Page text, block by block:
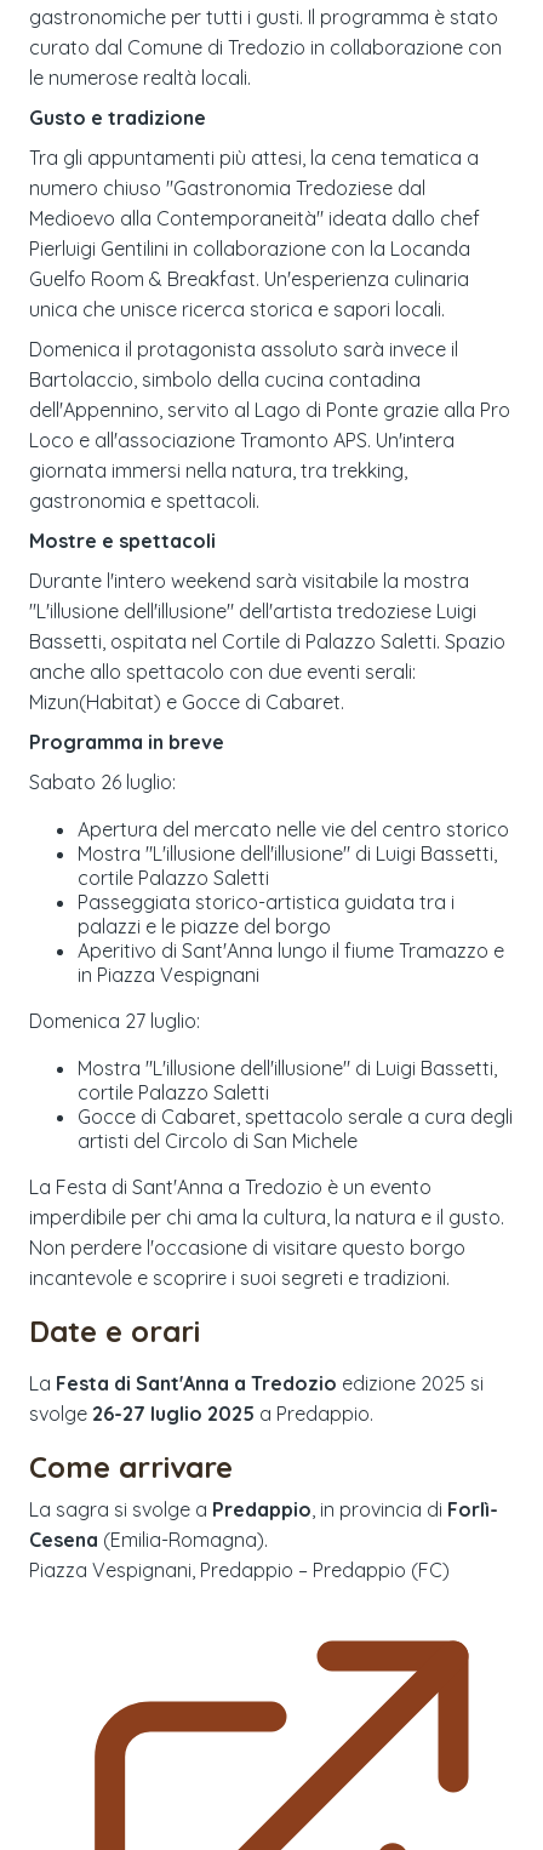
gastronomiche per tutti i gusti. Il programma è stato
curato dal Comune di Tredozio in collaborazione con
le numerose realtà locali.
Gusto e tradizione
Tra gli appuntamenti più attesi, la cena tematica a
numero chiuso "Gastronomia Tredoziese dal
Medioevo alla Contemporaneità" ideata dallo chef
Pierluigi Gentilini in collaborazione con la Locanda
Guelfo Room & Breakfast. Un'esperienza culinaria
unica che unisce ricerca storica e sapori locali.
Domenica il protagonista assoluto sarà invece il
Bartolaccio, simbolo della cucina contadina
dell'Appennino, servito al Lago di Ponte grazie alla Pro
Loco e all'associazione Tramonto APS. Un'intera
giornata immersi nella natura, tra trekking,
gastronomia e spettacoli.
Mostre e spettacoli
Durante l'intero weekend sarà visitabile la mostra
"L'illusione dell'illusione" dell'artista tredoziese Luigi
Bassetti, ospitata nel Cortile di Palazzo Saletti. Spazio
anche allo spettacolo con due eventi serali:
Mizun(Habitat) e Gocce di Cabaret.
Programma in breve
Sabato 26 luglio:
Apertura del mercato nelle vie del centro storico
Mostra "L'illusione dell'illusione" di Luigi Bassetti,
cortile Palazzo Saletti
Passeggiata storico-artistica guidata tra i
palazzi e le piazze del borgo
Aperitivo di Sant'Anna lungo il fiume Tramazzo e
in Piazza Vespignani
Domenica 27 luglio:
Mostra "L'illusione dell'illusione" di Luigi Bassetti,
cortile Palazzo Saletti
Gocce di Cabaret, spettacolo serale a cura degli
artisti del Circolo di San Michele
La Festa di Sant'Anna a Tredozio è un evento
imperdibile per chi ama la cultura, la natura e il gusto.
Non perdere l'occasione di visitare questo borgo
incantevole e scoprire i suoi segreti e tradizioni.
Date e orari
La Festa di Sant'Anna a Tredozio edizione 2025 si
svolge 26-27 luglio 2025 a Predappio.
Come arrivare
La sagra si svolge a Predappio , in provincia di Forlì-
Cesena (Emilia-Romagna).
Piazza Vespignani, Predappio – Predappio (FC)